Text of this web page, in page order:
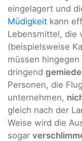
eingelagert und
Müdigkeit kann
Lebensmittel, die
(beispielsweise
müssen
dringend
Personen, die
unternehmen,
gleich nach der
Weise wird die
sogar